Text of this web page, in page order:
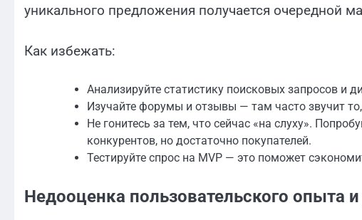
уникального предложения получается очередной
Как избежать:
Анализируйте статистику поисковых запросов и
Изучайте форумы и отзывы — там часто звучит
Не гонитесь за тем, что сейчас «на слуху».
конкурентов, но достаточно покупателей.
Тестируйте спрос на MVP — это поможет
Недооценка пользовательского опыта и